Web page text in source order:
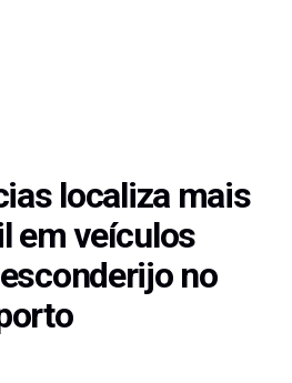
localiza mais
em veículos
no